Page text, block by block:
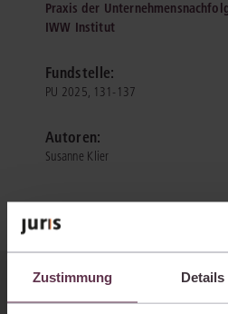
Zustimmung Details
Praxis der
IWW Institut
Fundstelle:
PU 2025, 131-137
Autoren:
Susanne Klier
Sie kennen juris